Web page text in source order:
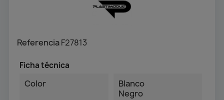
ReferenciaF27813
Ficha técnica
Color
Blanco
Negro